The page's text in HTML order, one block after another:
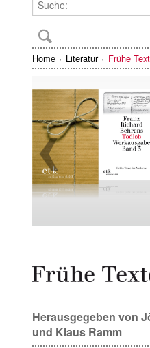
Home Literatur Frühe
Herausgegeben von
und Klaus Ramm